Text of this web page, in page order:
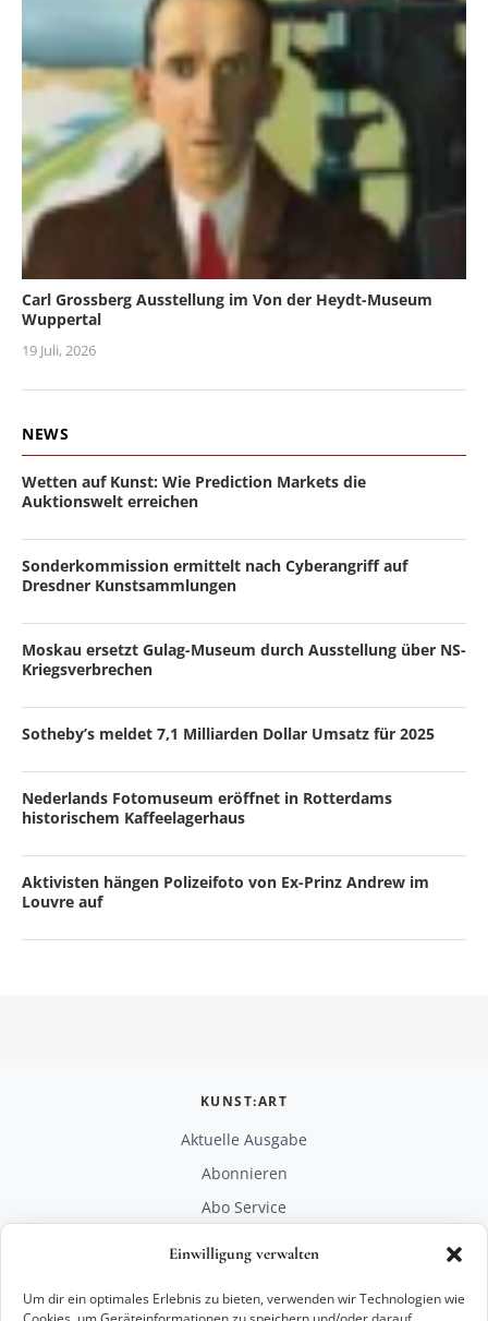
Einwilligung verwalten
Um dir ein optimales Erlebnis zu bieten, verwenden wir Technologien wie
Carl Grossberg Ausstellung im Von der Heydt-Museum
Wuppertal
19 Juli, 2026
NEWS
Wetten auf Kunst: Wie Prediction Markets die
Auktionswelt erreichen
Sonderkommission ermittelt nach Cyberangriff auf
Dresdner Kunstsammlungen
Moskau ersetzt Gulag-Museum durch Ausstellung über NS-
Kriegsverbrechen
Sotheby’s meldet 7,1 Milliarden Dollar Umsatz für 2025
Nederlands Fotomuseum eröffnet in Rotterdams
historischem Kaffeelagerhaus
Aktivisten hängen Polizeifoto von Ex-Prinz Andrew im
Louvre auf
KUNST:ART
Aktuelle Ausgabe
Abonnieren
Abo Service
RECHTLICHES